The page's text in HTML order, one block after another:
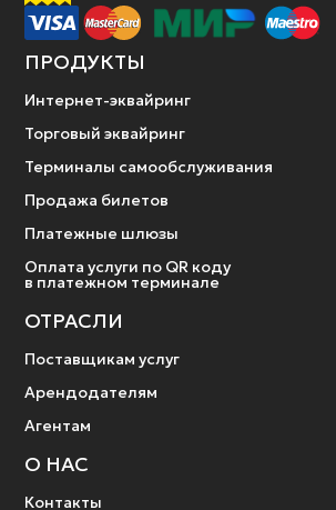
ПРОДУКТЫ
Интернет-эквайринг
Торговый эквайринг
Терминалы самообслуживания
Продажа билетов
Платежные шлюзы
Оплата услуги по QR коду
в платежном терминале
ОТРАСЛИ
Поставщикам услуг
Арендодателям
Агентам
О НАС
Контакты